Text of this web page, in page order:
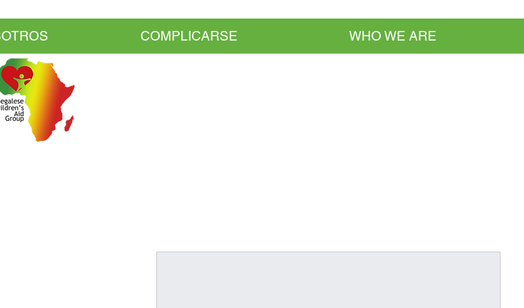
COMPLICARSE WHO WE ARE